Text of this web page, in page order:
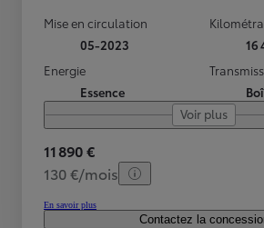
Mise en circulation
05-2023
16
Energie
Essence
Voir plus
11 890 €
130 €/mois
En savoir plus
Contactez la